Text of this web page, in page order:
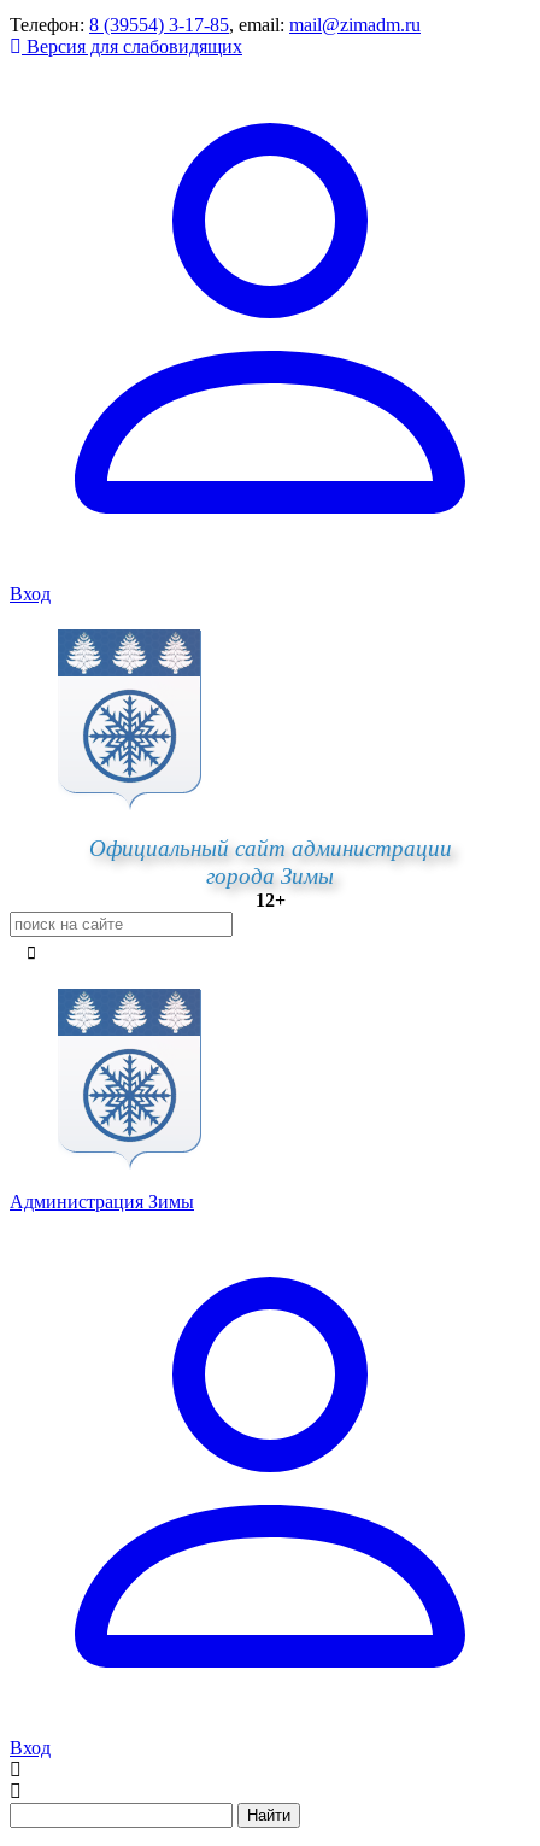
Телефон: 8 (39554) 3-17-85, email: mail@zimadm.ru
Версия для слабовидящих
Вход
Официальный сайт администрации
города Зимы
12+
Администрация Зимы
Вход
Найти